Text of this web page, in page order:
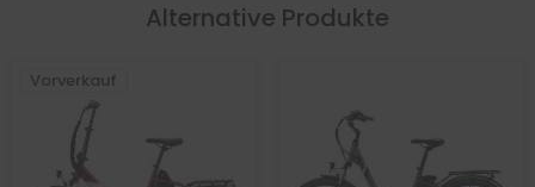
Alternative Produkte
Vorverkauf